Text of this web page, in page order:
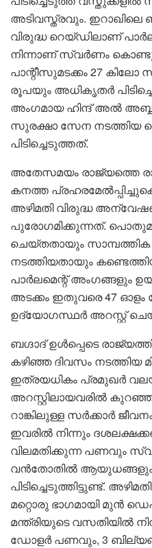
അടിവസ്ത്രവും. ഇറാഖിലെ
വിരുദ്ധ റെയ്ഡിലാണ്
നിന്നാണ് സ്വർണം കൊണ്ടു
പാന്റീസുമടക്കം 27
രൂപയും അധികൃതർ
അംഗമായ ഹിന്ദ് അൽ
സുരക്ഷാ സേന നടത്തിയ
പിടിച്ചെടുത്തത്.
അതേസമയം രാജ്യത്തെ
കനത്ത
അഴിമതി വിരുദ്ധ
പുരോഗമിക്കുന്നത്.
ചെയ്തതായും
നടത്തിയതായും
പാർലമെന്റ് അംഗങ്ങളും
അടക്കം ഇതുവരെ 47 ഓളം
ഉദ്യോഗസ്ഥർ അറസ്റ്റ്
ബഗ്ദാദ് ഉൾപ്പെടെ
കഴിഞ്ഞ ദിവസം നടത്തിയ
ഇത്രയധികം പ്രമുഖർ
അറസ്റ്റിലായവരിൽ
റാങ്കിലുള്ള സർക്കാർ
ഇവരിൽ നിന്നും
വിലമതിക്കുന്ന പണവും
വൻതോതിൽ ആയുധങ്ങളും
പിടിച്ചെടുത്തിട്ടുണ്ട്.
മറ്റൊരു ഭാഗമായി മുൻ
മന്ത്രിയുടെ വസതിയിൽ
ഡോളർ പണവും, 3 ബില്യൺ